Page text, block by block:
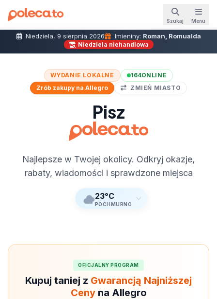
Szukaj Menu
Niedziela, 9 sierpnia 2026 Imieniny: Roman, Romualda
Niedziela niehandlowa
WYDANIE LOKALNE 164ONLINE
Zrób zakupy na Allegro
ZMIEŃ MIASTO
Pisz
Najlepsze w Twojej okolicy. Odkryj okazje,
rabaty, wiadomości i sprawdzone miejsca
23°C
POCHMURNO
OFICJALNY PROGRAM
Kupuj taniej z Gwarancją Najniższej
Cenyna Allegro